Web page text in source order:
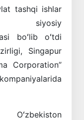
tashqi ishlar
siyosiy
boʻlib oʻtdi
Singapur
Corporation”
Oʻzbekiston